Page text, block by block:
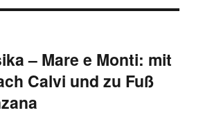
– Mare e Monti: mit
Calvi und zu Fuß